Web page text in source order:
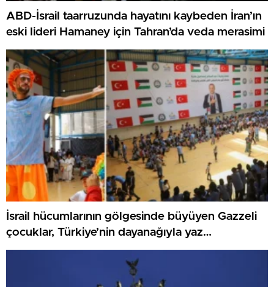
ABD-İsrail taarruzunda hayatını kaybeden İran’ın
eski lideri Hamaney için Tahran’da veda merasimi
İsrail hücumlarının gölgesinde büyüyen Gazzeli
çocuklar, Türkiye’nin dayanağıyla yaz
kamplarında umut buluyor